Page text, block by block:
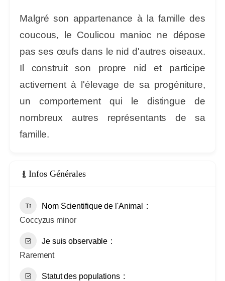
Malgré son appartenance à la famille des
coucous, le Coulicou manioc ne dépose
pas ses œufs dans le nid d'autres oiseaux.
Il construit son propre nid et participe
activement à l'élevage de sa progéniture,
un comportement qui le distingue de
nombreux autres représentants de sa
famille.
Infos Générales
Nom Scientifique de l'Animal
Coccyzus minor
Je suis observable
Rarement
Statut des populations